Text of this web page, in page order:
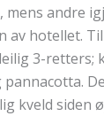
mens andre
av hotellet.
3-retters;
kveld siden